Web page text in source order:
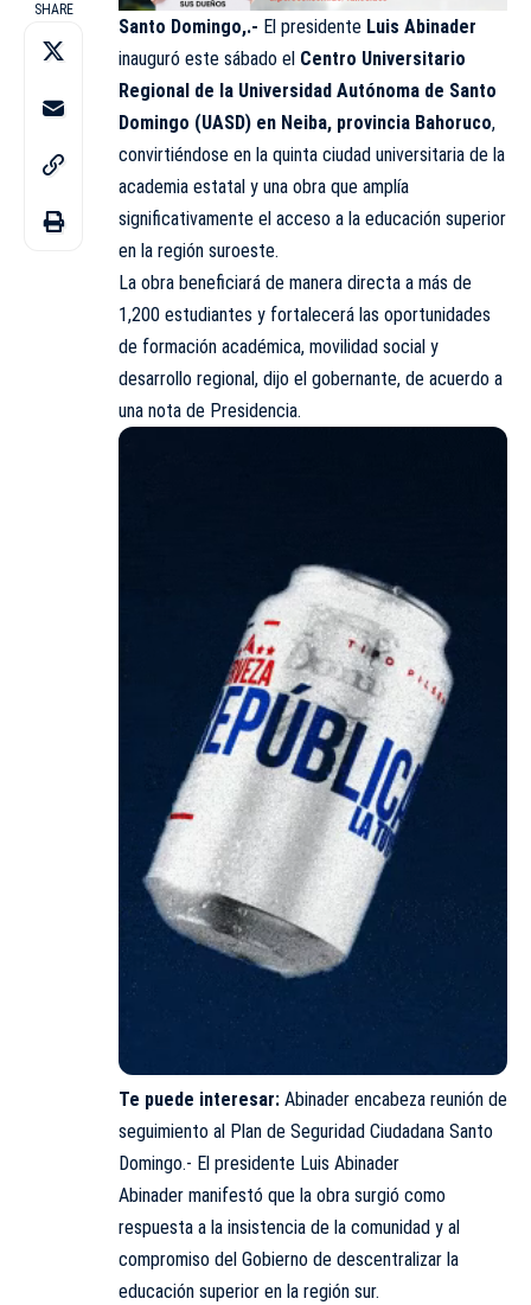
SHARE
Santo Domingo,.- El presidente Luis Abinader
inauguró este sábado el Centro Universitario
Regional de la Universidad Autónoma de Santo
Domingo (UASD) en Neiba, provincia Bahoruco,
convirtiéndose en la quinta ciudad universitaria de la
academia estatal y una obra que amplía
significativamente el acceso a la educación superior
en la región suroeste.
La obra beneficiará de manera directa a más de
1,200 estudiantes y fortalecerá las oportunidades
de formación académica, movilidad social y
desarrollo regional, dijo el gobernante, de acuerdo a
una nota de Presidencia.
Te puede interesar: Abinader encabeza reunión de
seguimiento al Plan de Seguridad Ciudadana Santo
Domingo.- El presidente Luis Abinader
Abinader manifestó que la obra surgió como
respuesta a la insistencia de la comunidad y al
compromiso del Gobierno de descentralizar la
educación superior en la región sur.